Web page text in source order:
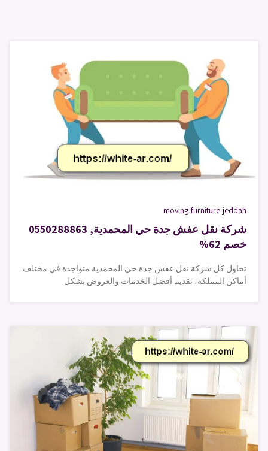
moving-furniture-jeddah
شركة نقل عفش جدة حي المحمدية, 0550288863
خصم 62%
تحاول كل شركة نقل عفش جدة حي المحمدية متواجدة في مختلف
أماكن المملكة، تقديم أفضل الخدمات والعروض بشكل